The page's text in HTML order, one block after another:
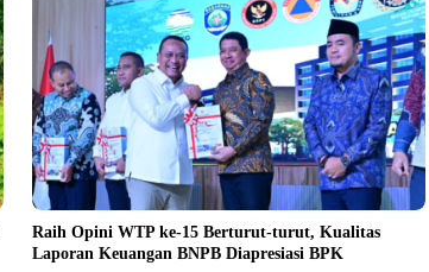
Raih Opini WTP ke-15 Berturut-turut, Kualitas
Laporan Keuangan BNPB Diapresiasi BPK